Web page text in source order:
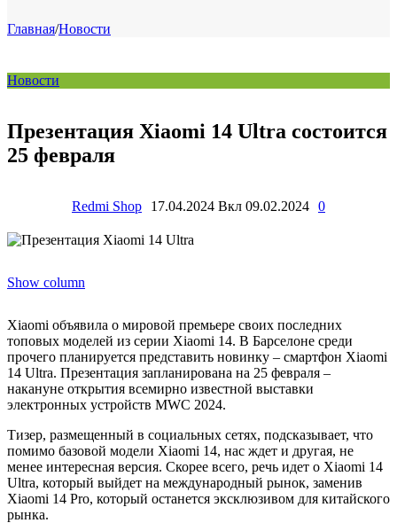
Главная/Новости
Новости
Презентация Xiaomi 14 Ultra состоится
25 февраля
Redmi Shop 17.04.2024 Вкл 09.02.2024 0
Show column
Xiaomi объявила о мировой премьере своих последних
топовых моделей из серии Xiaomi 14. В Барселоне среди
прочего планируется представить новинку – смартфон Xiaomi
14 Ultra. Презентация запланирована на 25 февраля –
накануне открытия всемирно известной выставки
электронных устройств MWC 2024.
Тизер, размещенный в социальных сетях, подсказывает, что
помимо базовой модели Xiaomi 14, нас ждет и другая, не
менее интересная версия. Скорее всего, речь идет о Xiaomi 14
Ultra, который выйдет на международный рынок, заменив
Xiaomi 14 Pro, который останется эксклюзивом для китайского
рынка.